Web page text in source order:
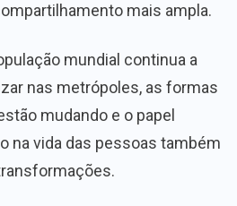
mais ampla.
mundial continua a
nas metrópoles, as formas
mudando e o papel
na vida das pessoas também